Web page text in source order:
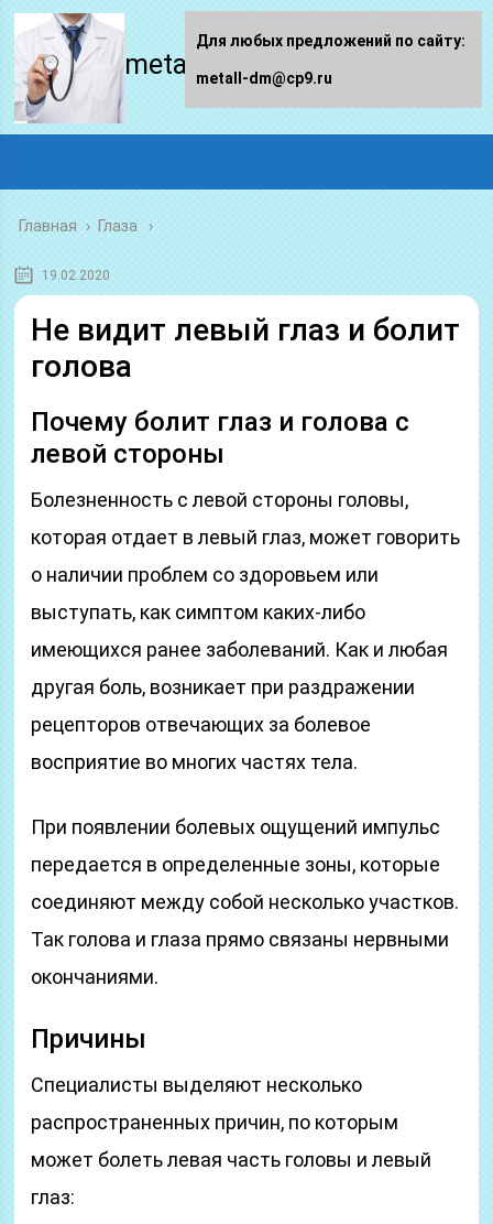
metall-dm.ru
Главная › Глаза
19.02.2020
Не видит левый глаз и болит
голова
Почему болит глаз и голова с
левой стороны
Болезненность с левой стороны головы,
которая отдает в левый глаз, может говорить
о наличии проблем со здоровьем или
выступать, как симптом каких-либо
имеющихся ранее заболеваний. Как и любая
другая боль, возникает при раздражении
рецепторов отвечающих за болевое
восприятие во многих частях тела.
При появлении болевых ощущений импульс
передается в определенные зоны, которые
соединяют между собой несколько участков.
Так голова и глаза прямо связаны нервными
окончаниями.
Причины
Специалисты выделяют несколько
распространенных причин, по которым
может болеть левая часть головы и левый
глаз:
Для любых предложений по сайту:
metall-dm@cp9.ru